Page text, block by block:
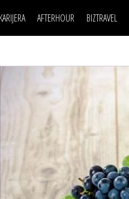
KARIJERA
LJUDI (HR)
MOJ UGAO
USAVRŠAVANJE
KNOW-HOW
AFTERHOUR
KNJIGE
AUTO SVET
STIL
WELLBEING
BIZTRAVEL
POSAO
MOJ UGAO
KNOW-HOW
FILM I SCENA
AUTO SVET
WELLBEING